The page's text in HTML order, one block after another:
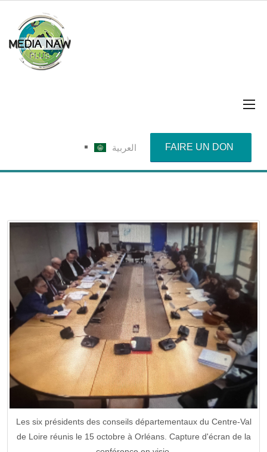
العربية FAIRE UN DON
Les six présidents des conseils départementaux du Centre-Val
de Loire réunis le 15 octobre à Orléans. Capture d'écran de la